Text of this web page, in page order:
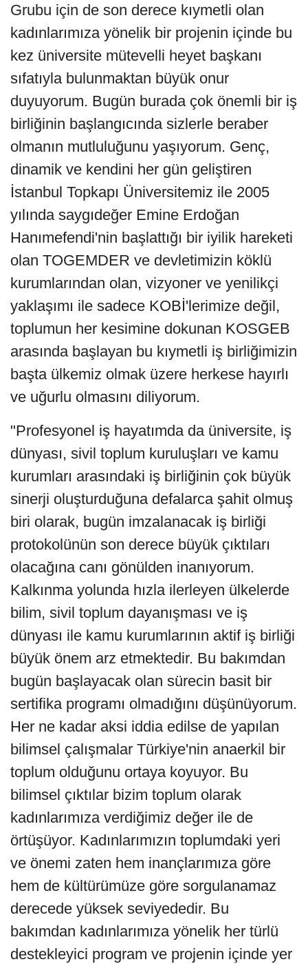
Grubu için de son derece kıymetli olan
kadınlarımıza yönelik bir projenin içinde bu
kez üniversite mütevelli heyet başkanı
sıfatıyla bulunmaktan büyük onur
duyuyorum. Bugün burada çok önemli bir iş
birliğinin başlangıcında sizlerle beraber
olmanın mutluluğunu yaşıyorum. Genç,
dinamik ve kendini her gün geliştiren
İstanbul Topkapı Üniversitemiz ile 2005
yılında saygıdeğer Emine Erdoğan
Hanımefendi'nin başlattığı bir iyilik hareketi
olan TOGEMDER ve devletimizin köklü
kurumlarından olan, vizyoner ve yenilikçi
yaklaşımı ile sadece KOBİ'lerimize değil,
toplumun her kesimine dokunan KOSGEB
arasında başlayan bu kıymetli iş birliğimizin
başta ülkemiz olmak üzere herkese hayırlı
ve uğurlu olmasını diliyorum.
"Profesyonel iş hayatımda da üniversite, iş
dünyası, sivil toplum kuruluşları ve kamu
kurumları arasındaki iş birliğinin çok büyük
sinerji oluşturduğuna defalarca şahit olmuş
biri olarak, bugün imzalanacak iş birliği
protokolünün son derece büyük çıktıları
olacağına canı gönülden inanıyorum.
Kalkınma yolunda hızla ilerleyen ülkelerde
bilim, sivil toplum dayanışması ve iş
dünyası ile kamu kurumlarının aktif iş birliği
büyük önem arz etmektedir. Bu bakımdan
bugün başlayacak olan sürecin basit bir
sertifika programı olmadığını düşünüyorum.
Her ne kadar aksi iddia edilse de yapılan
bilimsel çalışmalar Türkiye'nin anaerkil bir
toplum olduğunu ortaya koyuyor. Bu
bilimsel çıktılar bizim toplum olarak
kadınlarımıza verdiğimiz değer ile de
örtüşüyor. Kadınlarımızın toplumdaki yeri
ve önemi zaten hem inançlarımıza göre
hem de kültürümüze göre sorgulanamaz
derecede yüksek seviyededir. Bu
bakımdan kadınlarımıza yönelik her türlü
destekleyici program ve projenin içinde yer